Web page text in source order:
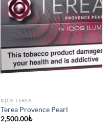
IQOS TEREA
Terea Provence Pearl
2,500.00₺